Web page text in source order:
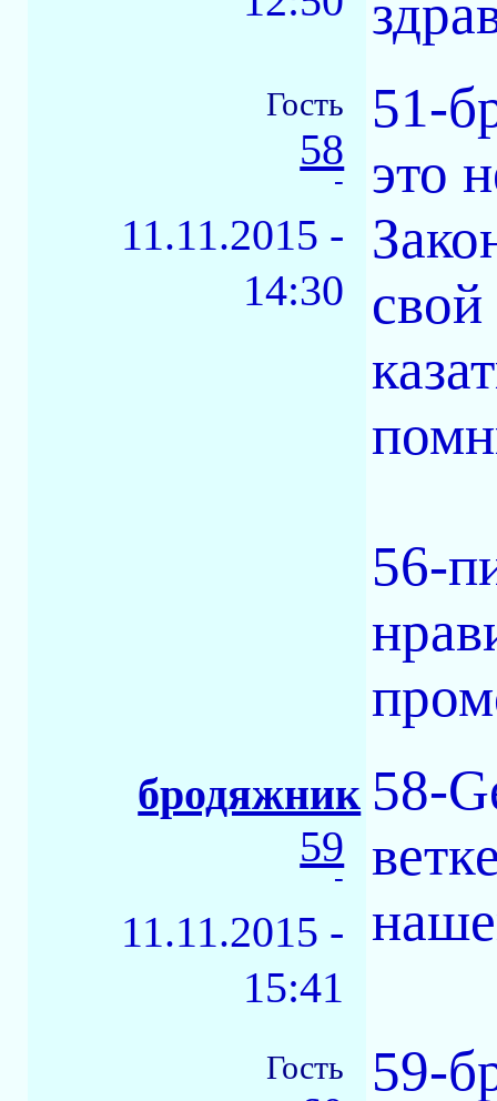
Гость
58
-
11.11.2015 -
14:30
51-
это
56-
бродяжник
59
-
11.11.2015 -
15:41
58-
Гость 59-